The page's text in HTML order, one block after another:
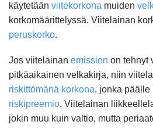
käytetään viitekorkona muiden
korkomäärittelyssä. Viitelainan
peruskorko.
Jos viitelainan emission on tehnyt
pitkäaikainen velkakirja, niin
riskittömänä korkona, jonka päälle
riskipreemio. Viitelainan
jokin muu kuin valtio, mutta